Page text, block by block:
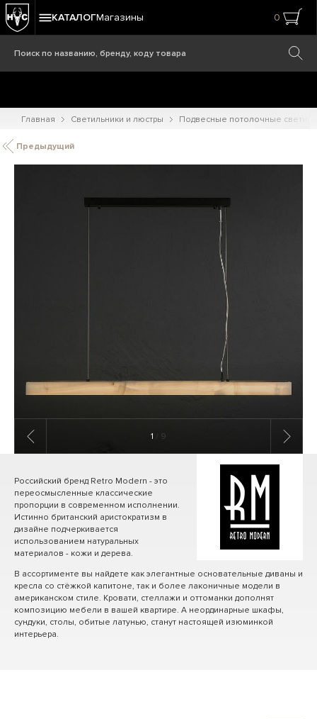
КАТАЛОГМагазины 0
Главная Светильники и люстры Подвесные потолочные
Предыдущий
1 / 9
Российский бренд Retro Modern - это
переосмысленные классические
пропорции в современном исполнении.
Истинно британский аристократизм в
дизайне подчеркивается
использованием натуральных
материалов - кожи и дерева.
В ассортименте вы найдете как элегантные основательные диваны и
кресла со стёжкой капитоне, так и более лаконичные модели в
американском стиле. Кровати, стеллажи и оттоманки дополнят
композицию мебели в вашей квартире. А неординарные шкафы,
сундуки, столы, обитые латунью, станут настоящей изюминкой
интерьера.